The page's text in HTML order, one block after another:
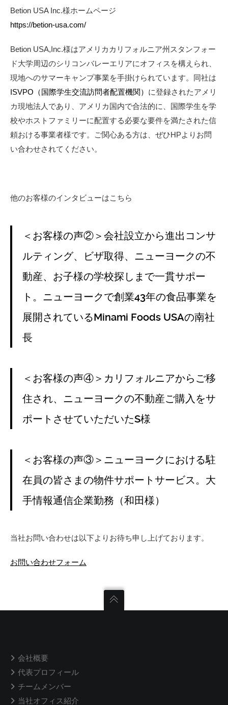
Betion USA Inc.様ホームページ
https://betion-usa.com/
Betion USA,Inc.様はアメリカカリフォルニア州スタンフォー
ド大学周辺のシリコンバレーエリアにオフィスを構えられ、
現地へのサマーキャンプ事業を手掛けられています。同社は
ISVPO （国際学生交流訪問者配置機関） に登録されたアメリ
カ現地法人であり、アメリカ国内で合法的に、国際学生を学
校やホストファミリーに配置する必要な要件を満たされた信
頼おける事業者様です。ご関心ある方は、ぜひHPよりお問
い合わせされてください。
他のお客様のインタビューはこちら
＜お客様の声②＞会社設立から進出コンサ
ルティング、ビザ取得、ニューヨークの不
動産、お子様の学校探しまで一貫サポー
ト。ニューヨークで創業43年の食品事業を
展開されているMinami Foods USAの南社
長
＜お客様の声④＞カリフォルニアからご移
住され、ニューヨークの不動産ご購入をサ
ポートさせていただいたS様
＜お客様の声③＞ニューヨークにおける駐
在員の皆さまの物件サポートサービス。大
手情報通信企業勤務（和田様）
当社お問い合わせは以下よりお待ち申し上げております。
お問い合わせフォーム
会社概要
代表プロフィール
チームメンバー
当社オフィス紹介